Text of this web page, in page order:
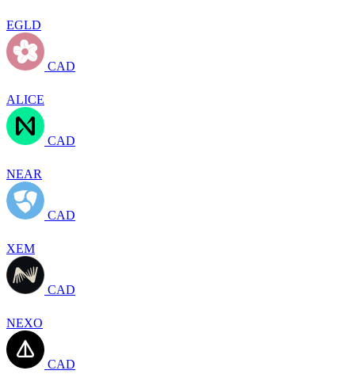
EGLD
CAD
ALICE
CAD
NEAR
CAD
XEM
CAD
NEXO
CAD